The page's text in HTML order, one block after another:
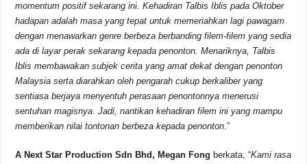
momentum positif sekarang ini. Kehadiran Talbis Iblis pada Oktober
hadapan adalah masa yang tepat untuk memeriahkan lagi pawagam
dengan menawarkan genre berbeza berbanding filem-filem yang sedia
ada di layar perak sekarang kepada penonton. Menariknya, Talbis
Iblis membawakan subjek cerita yang amat dekat dengan penonton
Malaysia serta diarahkan oleh pengarah cukup berkaliber yang
sentiasa berjaya menyentuh perasaan penontonnya menerusi
sentuhan magisnya. Jadi, nantikan kehadiran filem ini yang mampu
memberikan nilai tontonan berbeza kepada penonton.”
A Next Star Production Sdn Bhd, Megan Fong berkata, “Kami rasa